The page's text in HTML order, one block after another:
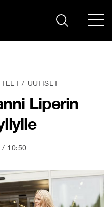
UUTISET
Liperin
10:50